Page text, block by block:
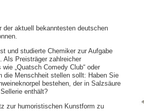
der aktuell bekanntesten deutschen
und studierte Chemiker zur Aufgabe
Als Preisträger zahlreicher
„Quatsch Comedy Club“ oder
die Menschheit stellen sollt: Haben Sie
bestehen, der in Salzsäu­re
enthält?
zur humoristischen Kunstform zu